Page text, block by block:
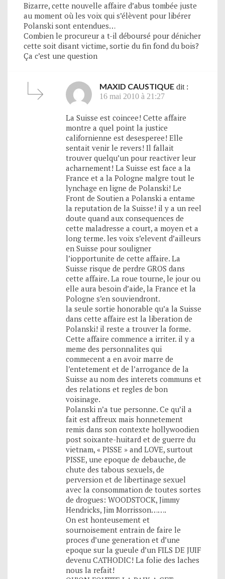
Bizarre, cette nouvelle affaire d’abus tombée juste
au moment où les voix qui s’élèvent pour libérer
Polanski sont entendues…
Combien le procureur a t-il déboursé pour dénicher
cette soit disant victime, sortie du fin fond du bois?
Ça c’est une question
MAXID CAUSTIQUE dit :
16 mai 2010 à 21:27
La Suisse est coincee! Cette affaire
montre a quel point la justice
californienne est desesperee! Elle
sentait venir le revers! Il fallait
trouver quelqu’un pour reactiver leur
acharnement! La Suisse est face a la
France et a la Pologne malgre tout le
lynchage en ligne de Polanski! Le
Front de Soutien a Polanski a entame
la reputation de la Suisse! il y a un reel
doute quand aux consequences de
cette maladresse a court, a moyen et a
long terme. les voix s’elevent d’ailleurs
en Suisse pour souligner
l’iopportunite de cette affaire. La
Suisse risque de perdre GROS dans
cette affaire. La roue tourne, le jour ou
elle aura besoin d’aide, la France et la
Pologne s’en souviendront.
la seule sortie honorable qu’a la Suisse
dans cette affaire est la liberation de
Polanski! il reste a trouver la forme.
Cette affaire commence a irriter. il y a
meme des personnalites qui
commecent a en avoir marre de
l’entetement et de l’arrogance de la
Suisse au nom des interets communs et
des relations et regles de bon
voisinage.
Polanski n’a tue personne. Ce qu’il a
fait est affreux mais honnetement
remis dans son contexte hollywoodien
post soixante-huitard et de guerre du
vietnam, « PISSE » and LOVE, surtout
PISSE, une epoque de debauche, de
chute des tabous sexuels, de
perversion et de libertinage sexuel
avec la consommation de toutes sortes
de drogues: WOODSTOCK, Jimmy
Hendricks, Jim Morrisson…….
On est honteusement et
sournoisement entrain de faire le
proces d’une generation et d’une
epoque sur la gueule d’un FILS DE JUIF
devenu CATHODIC! La folie des laches
nous la refait!